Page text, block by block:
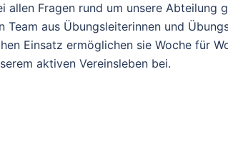
allen Fragen rund um unsere Abteilung
Team aus Übungsleiterinnen und
Einsatz ermöglichen sie Woche für
aktiven Vereinsleben bei.